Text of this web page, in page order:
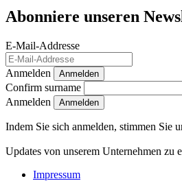
Abonniere unseren
E-Mail-Addresse
Anmelden Anmelden
Confirm surname
Anmelden
Indem Sie sich anmelden, stimmen Sie
Updates von unserem Unternehmen zu
Impressum